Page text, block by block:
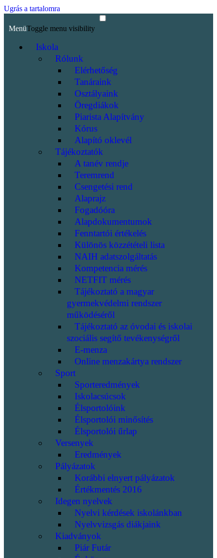
Ugrás a tartalomra
MenüToggle menu visibility
Iskola
Rólunk
Elérhetőség
Tanáraink
Osztályaink
Öregdiákok
Piarista Alapítvány
Kórus
Alapító oklevél
Tájékoztatók
A tanév rendje
Teremrend
Csengetési rend
Alaprajz
Fogadóóra
Alapdokumentumok
Fenntartói értékelés
Különös közzétételi lista
NAIH adatszolgáltatás
Kompetencia mérés
NETFIT mérés
Tájékoztató a magyar
gyermekvédelmi rendszer
működéséről
Tájékoztató az óvodai és iskolai
szociális segítő tevékenységről
E-menza
Online menzakártya rendszer
Sport
Sporteredmények
Iskolacsúcsok
Élsportolóink
Élsportolói minősítés
Élsportolói űrlap
Versenyek
Eredmények
Pályázatok
Korábbi elnyert pályázatok
Értékmentés 2016
Idegen nyelvek
Nyelvi kérdések iskolánkban
Nyelvvizsgás diákjaink
Kiadványok
Piár Futár